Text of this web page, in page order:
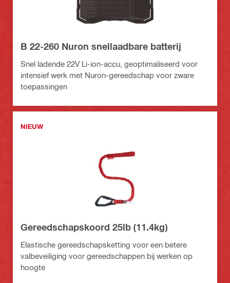
B 22-260 Nuron snellaadbare batterij
Snel ladende 22V Li-ion-accu, geoptimaliseerd voor
intensief werk met Nuron-gereedschap voor zware
toepassingen
NIEUW
Gereedschapskoord 25lb (11.4kg)
Elastische gereedschapsketting voor een betere
valbeveiliging voor gereedschappen bij werken op
hoogte